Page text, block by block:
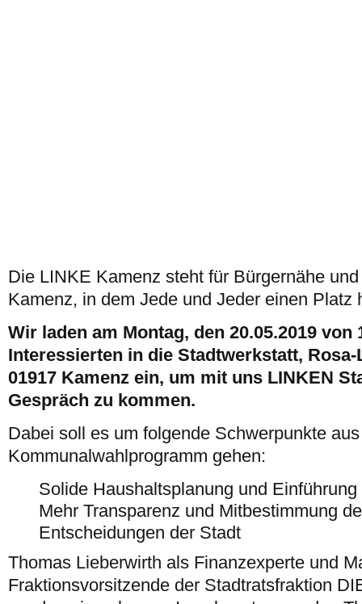
Die LINKE Kamenz steht für Bürgernähe
Kamenz, in dem Jede und Jeder einen Platz
Wir laden am Montag, den 20.05.2019 von
Interessierten in die Stadtwerkstatt,
01917 Kamenz ein, um mit uns LINKEN
Gespräch zu kommen.
Dabei soll es um folgende Schwerpunkte
Kommunalwahlprogramm gehen:
Solide Haushaltsplanung und
Mehr Transparenz und Mitbestimmung
Entscheidungen der Stadt
Thomas Lieberwirth als Finanzexperte und
Fraktionsvorsitzende der Stadtratsfraktion